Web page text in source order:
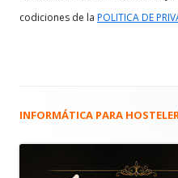
codiciones de la POLITICA DE
Barra
INFORMÁTICA PARA